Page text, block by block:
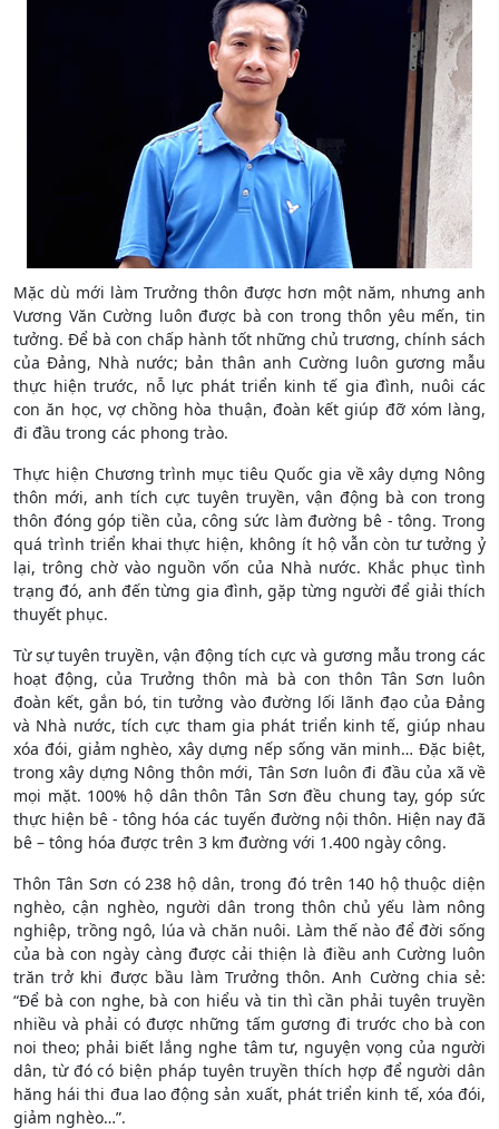
Mặc dù mới làm Trưởng thôn được hơn một năm, nhưng anh
Vương Văn Cường luôn được bà con trong thôn yêu mến, tin
tưởng. Để bà con chấp hành tốt những chủ trương, chính sách
của Đảng, Nhà nước; bản thân anh Cường luôn gương mẫu
thực hiện trước, nỗ lực phát triển kinh tế gia đình, nuôi các
con ăn học, vợ chồng hòa thuận, đoàn kết giúp đỡ xóm làng,
đi đầu trong các phong trào.
Thực hiện Chương trình mục tiêu Quốc gia về xây dựng Nông
thôn mới, anh tích cực tuyên truyền, vận động bà con trong
thôn đóng góp tiền của, công sức làm đường bê - tông. Trong
quá trình triển khai thực hiện, không ít hộ vẫn còn tư tưởng ỷ
lại, trông chờ vào nguồn vốn của Nhà nước. Khắc phục tình
trạng đó, anh đến từng gia đình, gặp từng người để giải thích
thuyết phục.
Từ sự tuyên truyền, vận động tích cực và gương mẫu trong các
hoạt động, của Trưởng thôn mà bà con thôn Tân Sơn luôn
đoàn kết, gắn bó, tin tưởng vào đường lối lãnh đạo của Đảng
và Nhà nước, tích cực tham gia phát triển kinh tế, giúp nhau
xóa đói, giảm nghèo, xây dựng nếp sống văn minh… Đặc biệt,
trong xây dựng Nông thôn mới, Tân Sơn luôn đi đầu của xã về
mọi mặt. 100% hộ dân thôn Tân Sơn đều chung tay, góp sức
thực hiện bê - tông hóa các tuyến đường nội thôn. Hiện nay đã
bê – tông hóa được trên 3 km đường với 1.400 ngày công.
Thôn Tân Sơn có 238 hộ dân, trong đó trên 140 hộ thuộc diện
nghèo, cận nghèo, người dân trong thôn chủ yếu làm nông
nghiệp, trồng ngô, lúa và chăn nuôi. Làm thế nào để đời sống
của bà con ngày càng được cải thiện là điều anh Cường luôn
trăn trở khi được bầu làm Trưởng thôn. Anh Cường chia sẻ:
“Để bà con nghe, bà con hiểu và tin thì cần phải tuyên truyền
nhiều và phải có được những tấm gương đi trước cho bà con
noi theo; phải biết lắng nghe tâm tư, nguyện vọng của người
dân, từ đó có biện pháp tuyên truyền thích hợp để người dân
hăng hái thi đua lao động sản xuất, phát triển kinh tế, xóa đói,
giảm nghèo…”.